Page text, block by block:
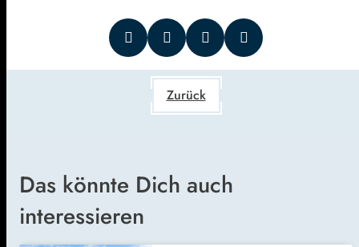
Zurück
Das könnte Dich auch
interessieren